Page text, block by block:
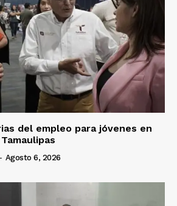
del empleo para jóvenes en
- Agosto 6, 2026